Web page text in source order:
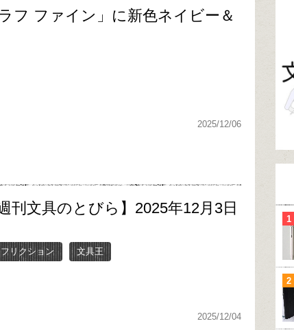
フ ファイン」に新色ネイビー＆
2025/12/06
刊文具のとびら】2025年12月3日
フリクション 文具王
2025/12/04